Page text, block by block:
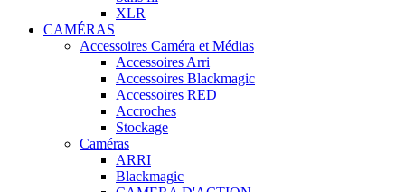
XLR
CAMÉRAS
Accessoires Caméra et Médias
Accessoires Arri
Accessoires Blackmagic
Accessoires RED
Accroches
Stockage
Caméras
ARRI
Blackmagic